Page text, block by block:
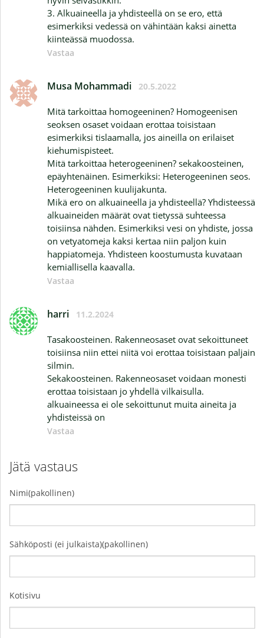
3. Alkuaineella ja yhdisteellä on se ero, että
esimerkiksi vedessä on vähintään kaksi ainetta
kiinteässä muodossa.
Vastaa
Musa Mohammadi 20.5.2022
Mitä tarkoittaa homogeeninen? Homogeenisen
seoksen osaset voidaan erottaa toisistaan
esimerkiksi tislaamalla, jos aineilla on erilaiset
kiehumispisteet.
Mitä tarkoittaa heterogeeninen? sekakoosteinen,
epäyhtenäinen. Esimerkiksi: Heterogeeninen seos.
Heterogeeninen kuulijakunta.
Mikä ero on alkuaineella ja yhdisteellä? Yhdisteessä
alkuaineiden määrät ovat tietyssä suhteessa
toisiinsa nähden. Esimerkiksi vesi on yhdiste, jossa
on vetyatomeja kaksi kertaa niin paljon kuin
happiatomeja. Yhdisteen koostumusta kuvataan
kemiallisella kaavalla.
Vastaa
harri 11.2.2024
Tasakoosteinen. Rakenneosaset ovat sekoittuneet
toisiinsa niin ettei niitä voi erottaa toisistaan paljain
silmin.
Sekakoosteinen. Rakenneosaset voidaan monesti
erottaa toisistaan jo yhdellä vilkaisulla.
alkuaineessa ei ole sekoittunut muita aineita ja
yhdisteissä on
Vastaa
Jätä vastaus
Nimi(pakollinen)
Sähköposti (ei julkaista)(pakollinen)
Kotisivu